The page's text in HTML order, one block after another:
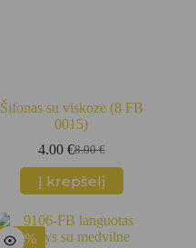
Šifonas su viskoze (8 FB
0015)
8.00€
Original
price
was:
4.00 €Current
price
is:
Į krepšelį
-50%